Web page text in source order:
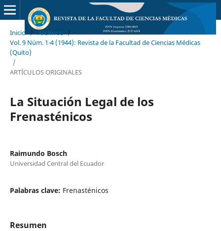
Inicio / Archivos /
Vol. 9 Núm. 1-4 (1944): Revista de la Facultad de Ciencias Médicas
(Quito)
/
ARTÍCULOS ORIGINALES
La Situación Legal de los
Frenasténicos
Raimundo Bosch
Universidad Central del Ecuador
Palabras clave: Frenasténicos
Resumen